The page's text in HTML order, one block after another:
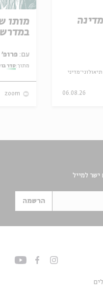
06.08.26
מותו
עם: פרופ' אביגדור שנאן
מתוך:סדר
zoom
ישר למייל
הרשמה